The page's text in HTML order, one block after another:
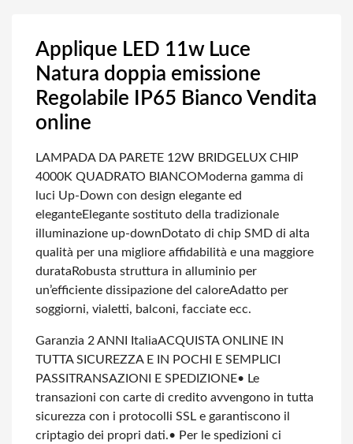
Applique LED 11w Luce
Natura doppia emissione
Regolabile IP65 Bianco Vendita
online
LAMPADA DA PARETE 12W BRIDGELUX CHIP
4000K QUADRATO BIANCOModerna gamma di
luci Up-Down con design elegante ed
eleganteElegante sostituto della tradizionale
illuminazione up-downDotato di chip SMD di alta
qualità per una migliore affidabilità e una maggiore
durataRobusta struttura in alluminio per
un’efficiente dissipazione del caloreAdatto per
soggiorni, vialetti, balconi, facciate ecc.
Garanzia 2 ANNI ItaliaACQUISTA ONLINE IN
TUTTA SICUREZZA E IN POCHI E SEMPLICI
PASSITRANSAZIONI E SPEDIZIONE• Le
transazioni con carte di credito avvengono in tutta
sicurezza con i protocolli SSL e garantiscono il
criptagio dei propri dati.• Per le spedizioni ci